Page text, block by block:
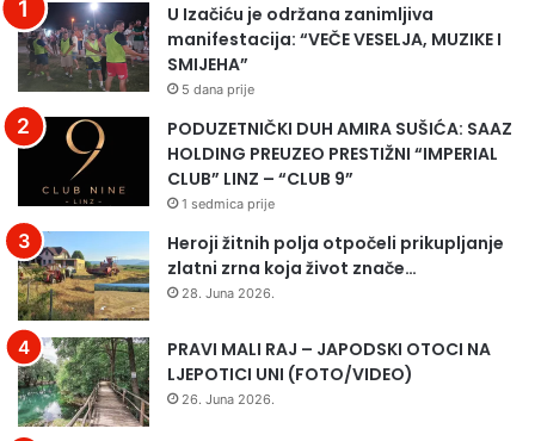
U Izačiću je održana zanimljiva
manifestacija: “VEČE VESELJA, MUZIKE I
SMIJEHA”
5 dana prije
PODUZETNIČKI DUH AMIRA SUŠIĆA: SAAZ
HOLDING PREUZEO PRESTIŽNI “IMPERIAL
CLUB” LINZ – “CLUB 9”
1 sedmica prije
Heroji žitnih polja otpočeli prikupljanje
zlatni zrna koja život znače…
28. Juna 2026.
PRAVI MALI RAJ – JAPODSKI OTOCI NA
LJEPOTICI UNI (FOTO/VIDEO)
26. Juna 2026.